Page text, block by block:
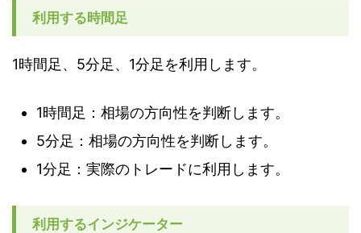
利用する時間足
1時間足、5分足、1分足を利用します。
1時間足：相場の方向性を判断します。
5分足：相場の方向性を判断します。
1分足：実際のトレードに利用します。
利用するインジケーター